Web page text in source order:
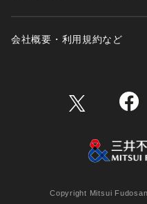
会社概要・利用規約など
Copyright Mitsui